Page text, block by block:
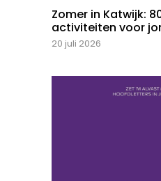
Zomer in Katwijk:
activiteiten voor
20 juli 2026